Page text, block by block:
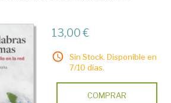
13,00 €
Sin Stock. Disponible en
7/10 días.
COMPRAR